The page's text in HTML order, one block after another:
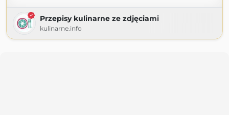
Przepisy kulinarne ze zdjęciami
kulinarne.info